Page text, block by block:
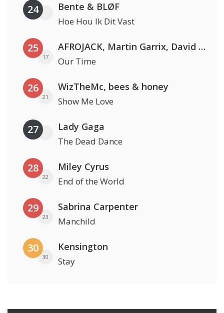
24 Bente & BLØF
Hoe Hou Ik Dit Vast
25
17
AFROJACK, Martin Garrix, David Guetta & Amél
Our Time
26
21
WizTheMc, bees & honey
Show Me Love
27 Lady Gaga
The Dead Dance
28
22
Miley Cyrus
End of the World
29
23
Sabrina Carpenter
Manchild
30
30
Kensington
Stay